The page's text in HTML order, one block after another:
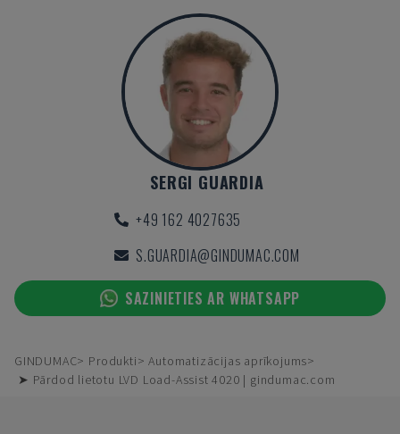
SERGI GUARDIA
+49 162 4027635
S.GUARDIA@GINDUMAC.COM
SAZINIETIES AR WHATSAPP
GINDUMAC Produkti
Automatizācijas aprīkojums
➤ Pārdod lietotu LVD Load-Assist 4020 | gindumac.com